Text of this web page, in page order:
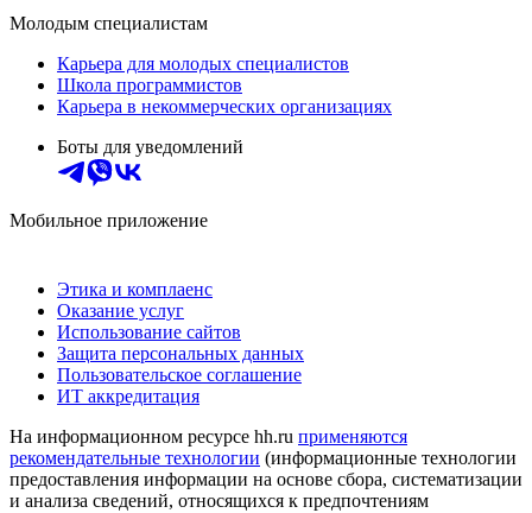
Молодым специалистам
Карьера для молодых специалистов
Школа программистов
Карьера в некоммерческих организациях
Боты для уведомлений
Мобильное приложение
Этика и комплаенс
Оказание услуг
Использование сайтов
Защита персональных данных
Пользовательское соглашение
ИТ аккредитация
На информационном ресурсе hh.ru применяются
рекомендательные технологии (информационные технологии
предоставления информации на основе сбора, систематизации
и анализа сведений, относящихся к предпочтениям